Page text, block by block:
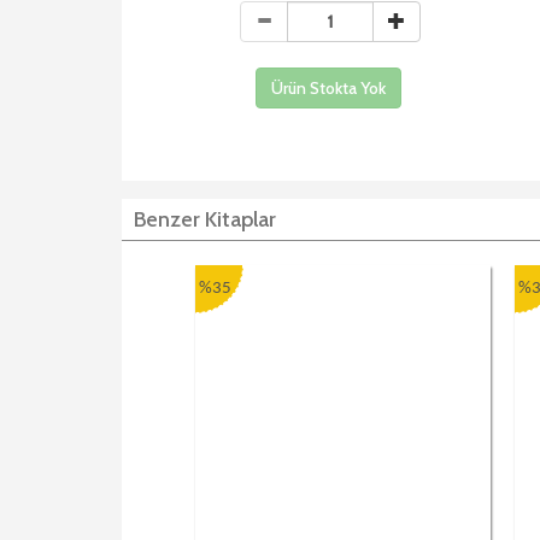
Ürün Stokta Yok
Benzer Kitaplar
%35